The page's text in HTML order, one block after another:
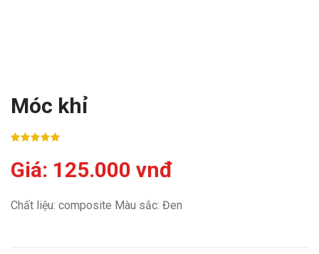
Móc khỉ
Giá: 125.000 vnđ
Chất liệu: composite Màu sắc: Đen